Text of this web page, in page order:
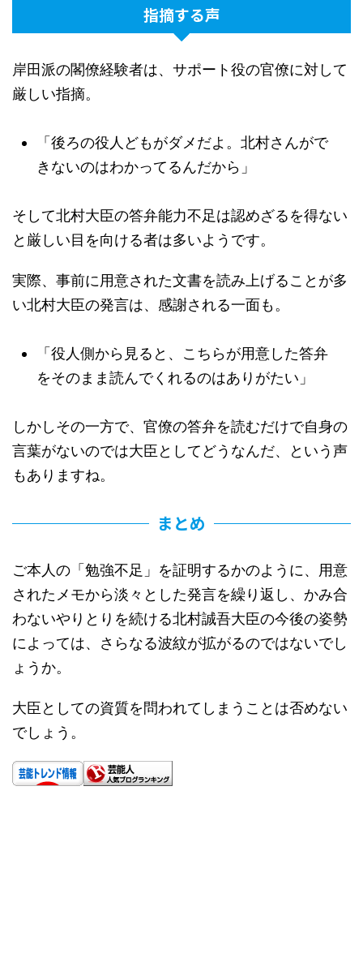
指摘する声
岸田派の閣僚経験者は、サポート役の官僚に対して
厳しい指摘。
「後ろの役人どもがダメだよ。北村さんがで
きないのはわかってるんだから」
そして北村大臣の答弁能力不足は認めざるを得ない
と厳しい目を向ける者は多いようです。
実際、事前に用意された文書を読み上げることが多
い北村大臣の発言は、感謝される一面も。
「役人側から見ると、こちらが用意した答弁
をそのまま読んでくれるのはありがたい」
しかしその一方で、官僚の答弁を読むだけで自身の
言葉がないのでは大臣としてどうなんだ、という声
もありますね。
まとめ
ご本人の「勉強不足」を証明するかのように、用意
されたメモから淡々とした発言を繰り返し、かみ合
わないやりとりを続ける北村誠吾大臣の今後の姿勢
によっては、さらなる波紋が拡がるのではないでし
ょうか。
大臣としての資質を問われてしまうことは否めない
でしょう。